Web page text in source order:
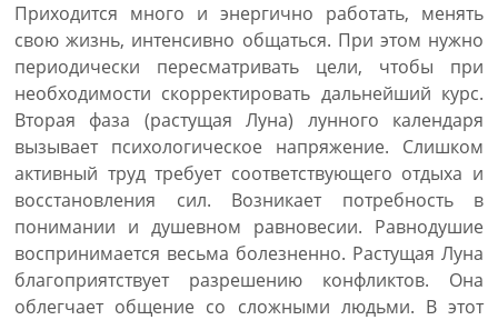
Приходится много и энергично работать, менять
свою жизнь, интенсивно общаться. При этом нужно
периодически пересматривать цели, чтобы при
необходимости скорректировать дальнейший курс.
Вторая фаза (растущая Луна) лунного календаря
вызывает психологическое напряжение. Слишком
активный труд требует соответствующего отдыха и
восстановления сил. Возникает потребность в
понимании и душевном равновесии. Равнодушие
воспринимается весьма болезненно. Растущая Луна
благоприятствует разрешению конфликтов. Она
облегчает общение со сложными людьми. В этот